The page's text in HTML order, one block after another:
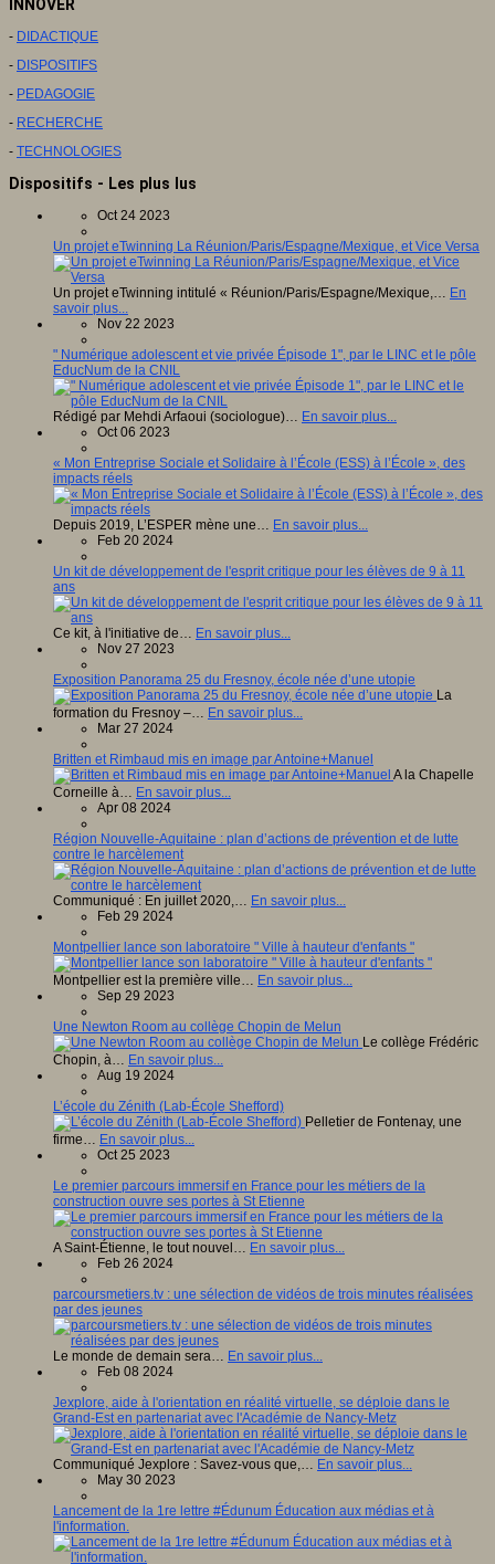
INNOVER
- DIDACTIQUE
- DISPOSITIFS
- PEDAGOGIE
- RECHERCHE
- TECHNOLOGIES
Dispositifs - Les plus lus
Oct 24 2023
Un projet eTwinning La Réunion/Paris/Espagne/Mexique, et Vice Versa
Un projet eTwinning intitulé « Réunion/Paris/Espagne/Mexique,… En
savoir plus...
Nov 22 2023
" Numérique adolescent et vie privée Épisode 1", par le LINC et le pôle
EducNum de la CNIL
Rédigé par Mehdi Arfaoui (sociologue)… En savoir plus...
Oct 06 2023
« Mon Entreprise Sociale et Solidaire à l’École (ESS) à l’École », des
impacts réels
Depuis 2019, L’ESPER mène une… En savoir plus...
Feb 20 2024
Un kit de développement de l'esprit critique pour les élèves de 9 à 11
ans
Ce kit, à l'initiative de… En savoir plus...
Nov 27 2023
Exposition Panorama 25 du Fresnoy, école née d’une utopie
La
formation du Fresnoy –… En savoir plus...
Mar 27 2024
Britten et Rimbaud mis en image par Antoine+Manuel
A la Chapelle
Corneille à… En savoir plus...
Apr 08 2024
Région Nouvelle-Aquitaine : plan d’actions de prévention et de lutte
contre le harcèlement
Communiqué : En juillet 2020,… En savoir plus...
Feb 29 2024
Montpellier lance son laboratoire " Ville à hauteur d'enfants "
Montpellier est la première ville… En savoir plus...
Sep 29 2023
Une Newton Room au collège Chopin de Melun
Le collège Frédéric
Chopin, à… En savoir plus...
Aug 19 2024
L’école du Zénith (Lab-École Shefford)
Pelletier de Fontenay, une
firme… En savoir plus...
Oct 25 2023
Le premier parcours immersif en France pour les métiers de la
construction ouvre ses portes à St Etienne
A Saint-Étienne, le tout nouvel… En savoir plus...
Feb 26 2024
parcoursmetiers.tv : une sélection de vidéos de trois minutes réalisées
par des jeunes
Le monde de demain sera… En savoir plus...
Feb 08 2024
Jexplore, aide à l'orientation en réalité virtuelle, se déploie dans le
Grand-Est en partenariat avec l'Académie de Nancy-Metz
Communiqué Jexplore : Savez-vous que,… En savoir plus...
May 30 2023
Lancement de la 1re lettre #Édunum Éducation aux médias et à
l'information.